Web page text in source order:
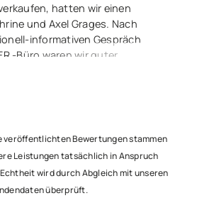
hatten wir einen
und Axel Grages. Nach
informativen Gespräch
-Büro waren wir guter
– denn Herr Luis
Aktivitäten informiert. Nur 2
saßen wir nun alle – glücklich
beim Notar, um den Vertrag
und freuen uns jetzt
an unsere netten
veröffentlichten Bewertungen stammen
Leistungen tatsächlich in Anspruch
wird durch Abgleich mit unseren
überprüft.